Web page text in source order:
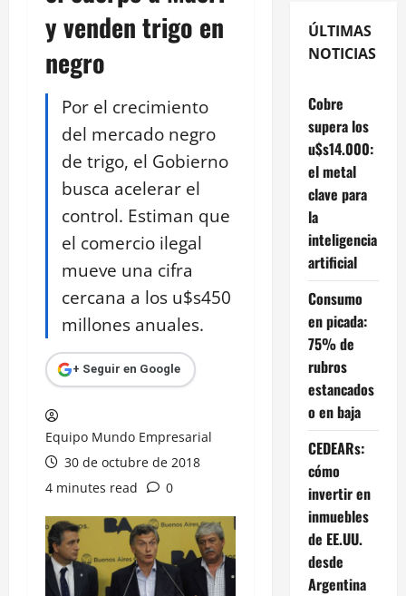
y venden trigo en
negro
Por el crecimiento
del mercado negro
de trigo, el Gobierno
busca acelerar el
control. Estiman que
el comercio ilegal
mueve una cifra
cercana a los u$s450
millones anuales.
+ Seguir en Google
Equipo Mundo Empresarial
30 de octubre de 2018
4 minutes read
0
ÚLTIMAS
NOTICIAS
Cobre
supera los
u$s14.000:
el metal
clave para
la
inteligencia
artificial
Consumo
en picada:
75% de
rubros
estancados
o en baja
CEDEARs:
cómo
invertir en
inmuebles
de EE.UU.
desde
Argentina